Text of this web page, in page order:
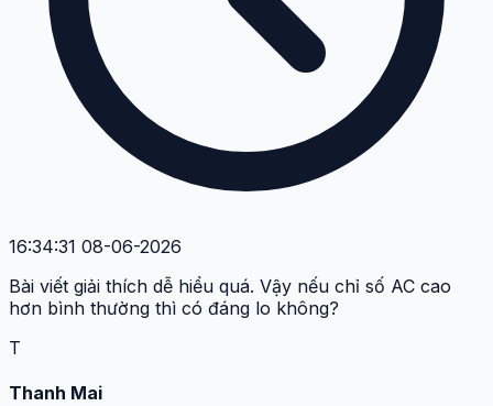
16:34:31 08-06-2026
Bài viết giải thích dễ hiểu quá. Vậy nếu chỉ số AC cao
hơn bình thường thì có đáng lo không?
T
Thanh Mai